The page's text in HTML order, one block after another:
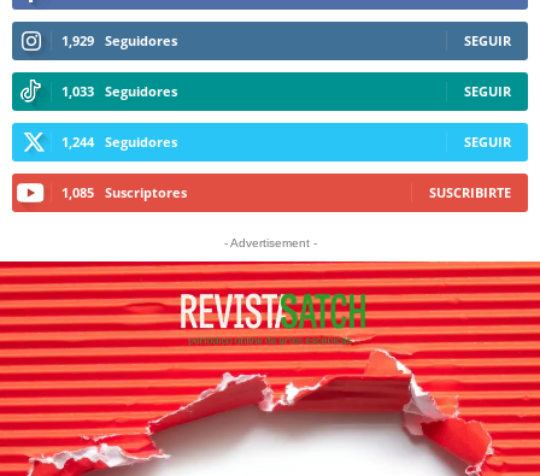
1,929 Seguidores SEGUIR
1,033 Seguidores SEGUIR
1,244 Seguidores SEGUIR
1,085 Suscriptores SUSCRIBIRTE
- Advertisement -